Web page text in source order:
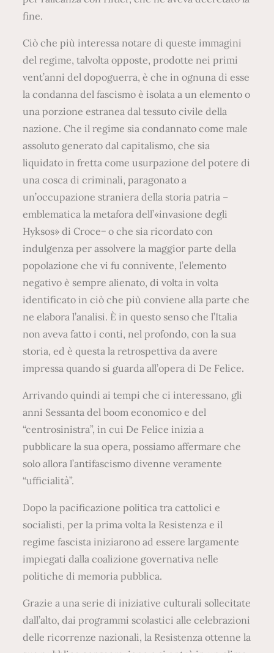
fine.
Ciò che più interessa notare di queste immagini
del regime, talvolta opposte, prodotte nei primi
vent’anni del dopoguerra, è che in ognuna di esse
la condanna del fascismo è isolata a un elemento o
una porzione estranea dal tessuto civile della
nazione. Che il regime sia condannato come male
assoluto generato dal capitalismo, che sia
liquidato in fretta come usurpazione del potere di
una cosca di criminali, paragonato a
un’occupazione straniera della storia patria –
emblematica la metafora dell’«invasione degli
Hyksos» di Croce− o che sia ricordato con
indulgenza per assolvere la maggior parte della
popolazione che vi fu connivente, l’elemento
negativo è sempre alienato, di volta in volta
identificato in ciò che più conviene alla parte che
ne elabora l’analisi. È in questo senso che l’Italia
non aveva fatto i conti, nel profondo, con la sua
storia, ed è questa la retrospettiva da avere
impressa quando si guarda all’opera di De Felice.
Arrivando quindi ai tempi che ci interessano, gli
anni Sessanta del boom economico e del
“centrosinistra”, in cui De Felice inizia a
pubblicare la sua opera, possiamo affermare che
solo allora l’antifascismo divenne veramente
“ufficialità”.
Dopo la pacificazione politica tra cattolici e
socialisti, per la prima volta la Resistenza e il
regime fascista iniziarono ad essere largamente
impiegati dalla coalizione governativa nelle
politiche di memoria pubblica.
Grazie a una serie di iniziative culturali sollecitate
dall’alto, dai programmi scolastici alle celebrazioni
delle ricorrenze nazionali, la Resistenza ottenne la